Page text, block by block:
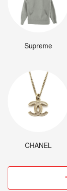
Supreme
CHANEL